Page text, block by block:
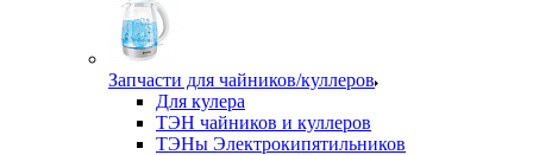
Запчасти для чайников/куллеров
Для кулера
ТЭН чайников и куллеров
ТЭНы Электрокипятильников